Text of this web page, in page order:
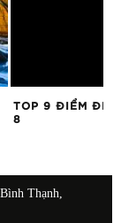
TOP 9 ĐIỂM ĐẾN
8
Thạnh,